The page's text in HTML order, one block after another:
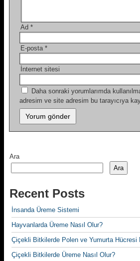
Ad *
E-posta *
İnternet sitesi
Daha sonraki yorumlarımda
adresim ve site adresim bu tarayıcıya
Ara
Ara
Recent Posts
İnsanda Üreme Sistemi
Hayvanlarda Üreme Nasıl Olur?
Çiçekli Bitkilerde Polen ve Yumurta Hücresi
Çiçekli Bitkilerde Üreme Nasıl Olur?